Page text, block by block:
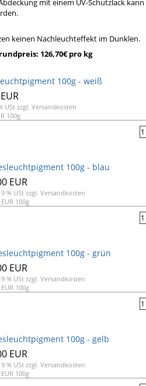
mit einem UV-Schutzlack kann
keinen Nachleuchteffekt im Dunklen.
126,70€ pro kg
100g - weiß
USt zzgl. Versandkosten
100g
100g - blau
EUR
% USt zzgl. Versandkosten
100g
100g - grün
EUR
% USt zzgl. Versandkosten
100g
100g - gelb
EUR
% USt zzgl. Versandkosten
100g